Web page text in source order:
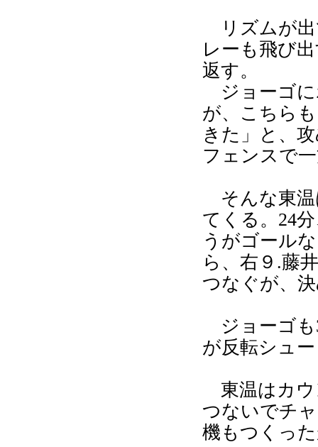
リズムが出
レーも飛び
返す。
ジョーゴに
が、こちら
きた」と、
フェンスで
そんな東温
てくる。24
うがゴール
ら、右９.藤
つなぐが、
ジョーゴも
が反転シュ
東温はカウ
つないでチ
機もつくっ